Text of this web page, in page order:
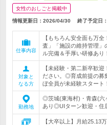
女性のおしごと掲載中
情報更新日：2026/04/30 終了予定日：
仕事内容
【もちろん安全面も万
査」「施設の維持管理
ル完備＆手厚い研修あり！
対象と
なる方
【未経験・第二新卒歓
ださい。◎育成前提の
ぼ全員が未経験スタート！
勤務地
◎茨城(東海村)・青森(六
あり◎UIターン歓迎・住
【大卒以上】月給25.13